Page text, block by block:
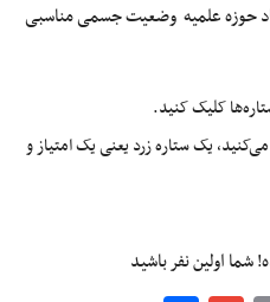
حوزه علمیه وضعیت جسمی مناسبی
کلیک کنید.
یک ستاره زرد یعنی یک امتیاز و
شما اولین نفر باشید